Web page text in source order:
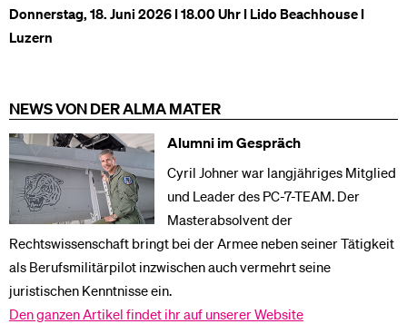
Donnerstag, 18. Juni 2026 I 18.00 Uhr I Lido Beachhouse I
Luzern
NEWS VON DER ALMA MATER
Alumni im Gespräch
Cyril Johner war langjähriges Mitglied
und Leader des PC-7-TEAM. Der
Masterabsolvent der
Rechtswissenschaft bringt bei der Armee neben seiner Tätigkeit
als Berufsmilitärpilot inzwischen auch vermehrt seine
juristischen Kenntnisse ein.
Den ganzen Artikel findet ihr auf unserer Website